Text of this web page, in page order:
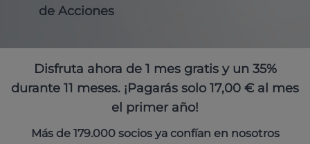
de Acciones
Disfruta ahora de 1 mes gratis y un 35%
durante 11 meses. ¡Pagarás solo 17,00 € al mes
el primer año!
Más de 179.000 socios ya confían en nosotros